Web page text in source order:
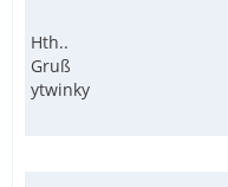
Hth..
Gruß
ytwinky